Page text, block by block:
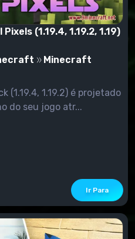
(1.19.4, 1.19.2, 1.19)
Minecraft
(1.19.4, 1.19.2) é projetado
do seu jogo atr...
Ir Para